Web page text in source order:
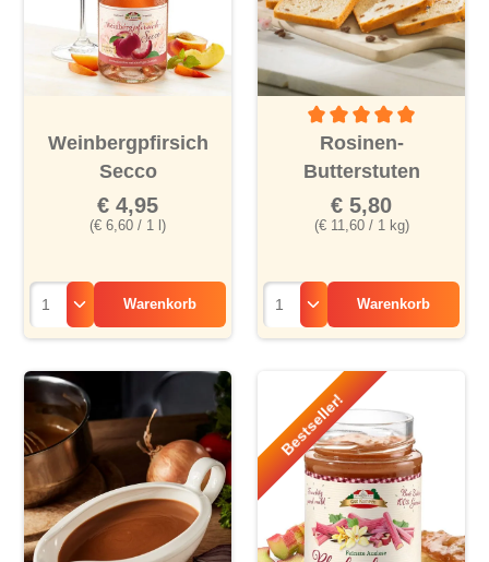
Weinbergpfirsich
Secco
(€ 6,60 / 1 l)
€ 4,95
Warenkorb
Durchschnittliche
Rosinen-
Butterstuten
(€ 11,60 / 1 kg)
€ 5,80
Warenkorb
Bestseller!